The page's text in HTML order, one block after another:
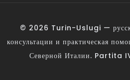
© 2026 Turin-Uslugi —
консультации и практическая
Северной Италии. Partita